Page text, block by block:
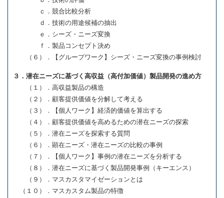
ｃ．競合比較分析
ｄ．技術の用途候補の抽出
ｅ．シーズ・ニーズ変換
ｆ．製品コンセプト決め
（６）．【グループワーク】シーズ・ニーズ変換の事例検討
３．潜在ニーズに基づく高収益（高付加価値）製品開発の進め方
（１）．高収益製品の構造
（２）．顧客提供価値を分解して考える
（３）．【個人ワーク】経済的価値を算出する
（４）．顧客提供価値を高めるための潜在ニーズの探索
（５）．潜在ニーズを探索する質問
（６）．顕在ニーズ・潜在ニーズの比較の事例
（７）．【個人ワーク】事例の潜在ニーズを分析する
（８）．潜在ニーズに基づく製品開発事例（キーエンス）
（９）．マスカスタマイゼーションとは
（１０）．マスカスタム製品の特徴